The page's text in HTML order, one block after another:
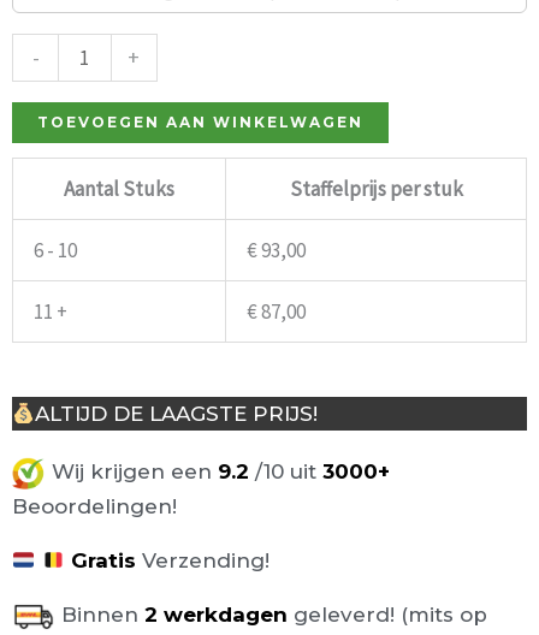
-
bordeauxrood
kunststof
aantal
+
TOEVOEGEN AAN WINKELWAGEN
Aantal Stuks Staffelprijs per stuk
6 - 10 €93,00
11 + €87,00
ALTIJD DE LAAGSTE PRIJS!
Wij krijgen een 9.2 /10 uit 3000+
Beoordelingen!
Gratis Verzending!
Binnen 2 werkdagen geleverd! (mits op